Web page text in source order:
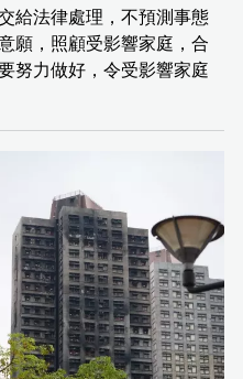
給法律處理，不預測事態
願，照顧受影響家庭，合
努力做好，令受影響家庭